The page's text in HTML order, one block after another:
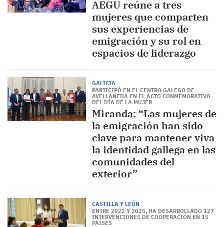
AEGU reúne a tres
mujeres que comparten
sus experiencias de
emigración y su rol en
espacios de liderazgo
GALICIA
PARTICIPÓ EN EL CENTRO GALEGO DE
AVELLANEDA EN EL ACTO CONMEMORATIVO
DEL DÍA DE LA MUJER
Miranda: “Las mujeres de
la emigración han sido
clave para mantener viva
la identidad gallega en las
comunidades del
exterior”
CASTILLA Y LEÓN
ENTRE 2022 Y 2025, HA DESARROLLADO 127
INTERVENCIONES DE COOPERACIÓN EN 15
PAÍSES